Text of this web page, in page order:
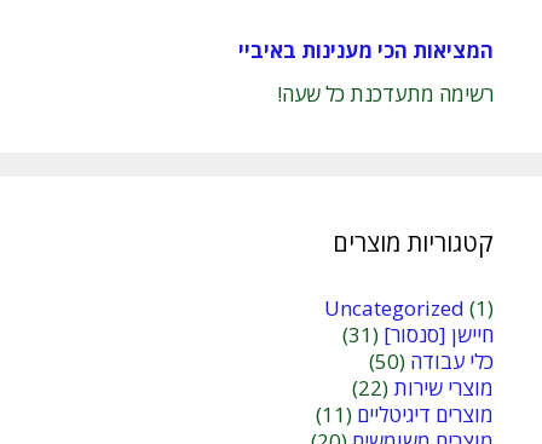
המציאות הכי מענינות באיביי
רשימה מתעדכנת כל שעה!
קטגוריות מוצרים
Uncategorized (1)
חיישן [סנסור] (31)
כלי עבודה (50)
מוצרי שירות(22)
מוצרים דיגיטליים (11)